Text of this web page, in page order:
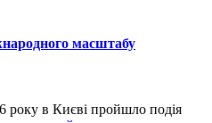
масштабу
року в Києві пройшло подія